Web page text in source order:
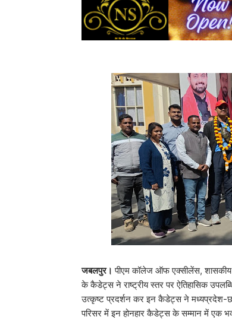
जबलपुर। पीएम कॉलेज ऑफ एक्सीलेंस, शासकीय
के कैडेट्स ने राष्ट्रीय स्तर पर ऐतिहासिक
उत्कृष्ट प्रदर्शन कर इन कैडेट्स ने मध्यप्रदेश-
परिसर में इन होनहार कैडेट्स के सम्मान में एक